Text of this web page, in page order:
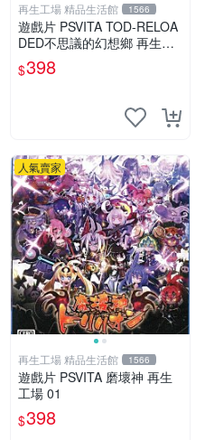
再生工場 精品生活館 1566
遊戲片 PSVITA TOD-RELOA
DED不思議的幻想鄉 再生工
場 01
$398
人氣賣家
再生工場 精品生活館 1566
遊戲片 PSVITA 磨壞神 再生
工場 01
$398